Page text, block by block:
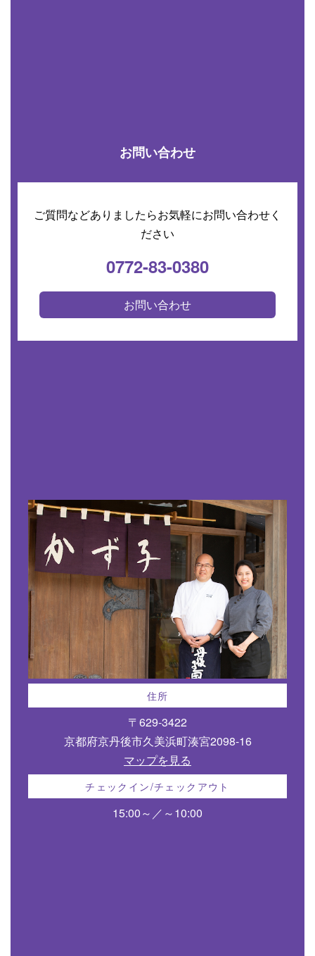
お問い合わせ
ご質問などありましたらお気軽にお問い合わせく
ださい
0772-83-0380
お問い合わせ
住所
〒629-3422
京都府京丹後市久美浜町湊宮2098-16
マップを見る
チェックイン/チェックアウト
15:00～／～10:00